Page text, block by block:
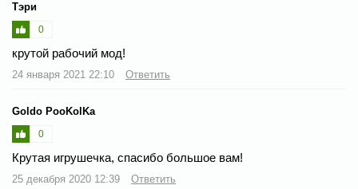
Тэри
0
крутой рабочий мод!
24 января 2021 22:10 Ответить
Goldo PooKolKa
0
Крутая игрушечка, спасибо большое вам!
25 декабря 2020 12:39 Ответить